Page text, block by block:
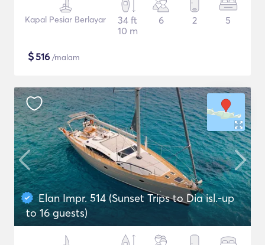
Kapal Pesiar Berlayar
34 ft
10 m
6 2 5
$516 /malam
Elan Impr. 514 (Sunset Trips to Dia isl.-up
to 16 guests)